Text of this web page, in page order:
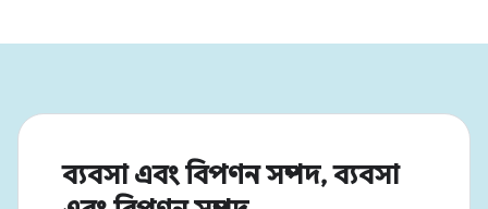
ব্যবসা এবং বিপণন সম্পদ, ব্যবসা